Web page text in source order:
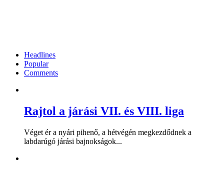
Headlines
Popular
Comments
Rajtol a járási VII. és VIII. liga
Véget ér a nyári pihenő, a hétvégén megkezdődnek a
labdarúgó járási bajnokságok...